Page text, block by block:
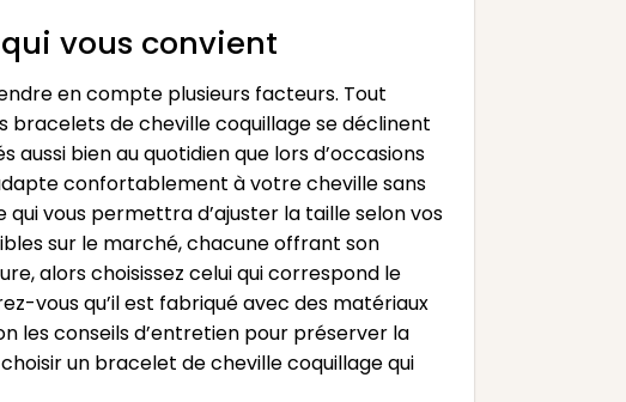
vous convient
en compte plusieurs facteurs. Tout
bracelets de cheville coquillage se déclinent
bien au quotidien que lors d’occasions
confortablement à votre cheville sans
vous permettra d’ajuster la taille selon vos
sur le marché, chacune offrant son
alors choisissez celui qui correspond le
vous qu’il est fabriqué avec des matériaux
les conseils d’entretien pour préserver la
un bracelet de cheville coquillage qui